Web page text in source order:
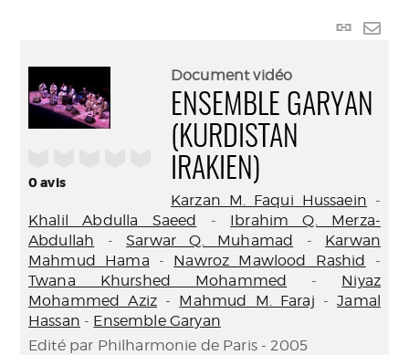
Lien
mail
0avis
Document vidéo
ENSEMBLE GARYAN
(KURDISTAN
IRAKIEN)
Karzan M. Faqui Hussaein -
Khalil Abdulla Saeed - Ibrahim Q. Merza-
Abdullah -Sarwar Q. Muhamad - Karwan
Mahmud Hama - Nawroz Mawlood Rashid -
Twana Khurshed Mohammed - Niyaz
Mohammed Aziz - Mahmud M. Faraj -Jamal
Hassan - Ensemble Garyan
Edité par Philharmonie de Paris - 2005